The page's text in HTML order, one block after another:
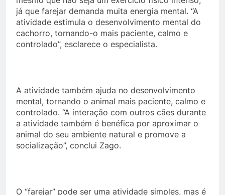
já que farejar demanda muita energia mental. “A
atividade estimula o desenvolvimento mental do
cachorro, tornando-o mais paciente, calmo e
controlado”, esclarece o especialista.
A atividade também ajuda no desenvolvimento
mental, tornando o animal mais paciente, calmo e
controlado. “A interação com outros cães durante
a atividade também é benéfica por aproximar o
animal do seu ambiente natural e promove a
socialização”, conclui Zago.
O “farejar” pode ser uma atividade simples, mas é